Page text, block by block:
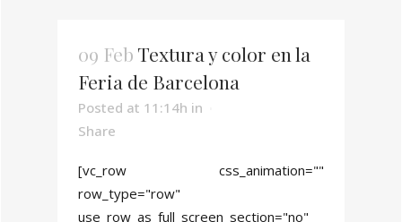
09 Feb Textura y color en la
Feria de Barcelona
Posted at 11:14h in
Share
[vc_row css_animation=""
row_type="row"
use_row_as_full_screen_section="no"